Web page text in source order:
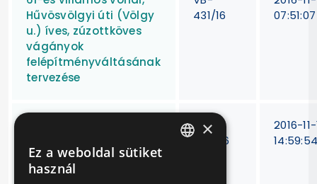
Hűvösvölgyi úti (Völgy
u.) íves, zúzottköves
vágányok
felépítményváltásának
tervezése
431/16
07:51:07
üzemű csuklós
autóbusz beszerzése
VB-
440/16
2016-
×
Ez a weboldal sütiket
használ